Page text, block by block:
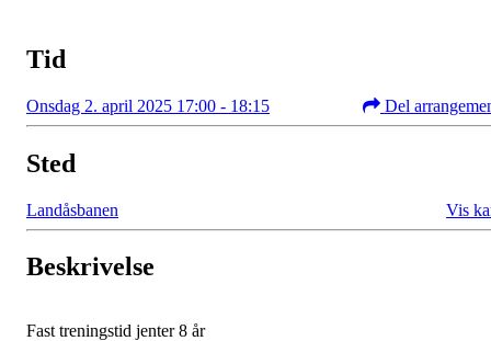
Tid
Onsdag 2. april 2025 17:00 - 18:15 Del
Sted
Landåsbanen Vis
Beskrivelse
Fast treningstid jenter 8 år